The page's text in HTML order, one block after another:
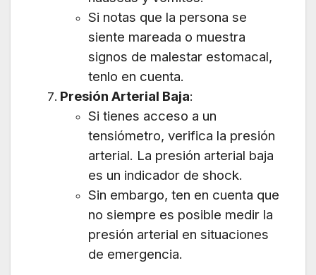
Si notas que la persona se
siente mareada o muestra
signos de malestar estomacal,
tenlo en cuenta.
Presión Arterial Baja:
Si tienes acceso a un
tensiómetro, verifica la presión
arterial. La presión arterial baja
es un indicador de shock.
Sin embargo, ten en cuenta que
no siempre es posible medir la
presión arterial en situaciones
de emergencia.